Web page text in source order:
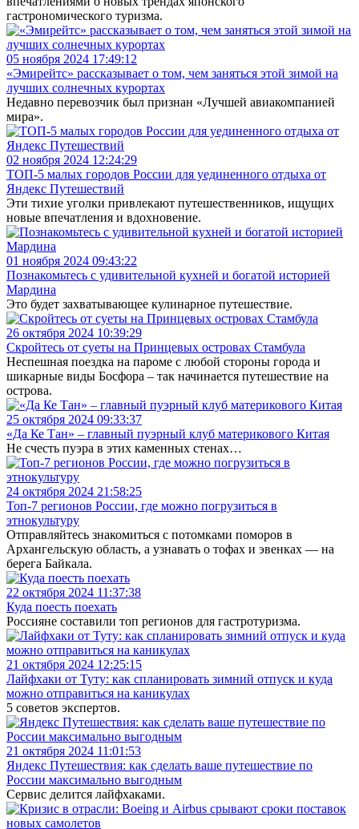
гастрономического туризма.
05 ноября 2024 17:49:12
«Эмирейтс» рассказывает о том, чем заняться этой зимой на
лучших солнечных курортах
Недавно перевозчик был признан «Лучшей авиакомпанией
мира».
02 ноября 2024 12:24:29
ТОП-5 малых городов России для уединенного отдыха от
Яндекс Путешествий
Эти тихие уголки привлекают путешественников, ищущих
новые впечатления и вдохновение.
01 ноября 2024 09:43:22
Познакомьтесь с удивительной кухней и богатой историей
Мардина
Это будет захватывающее кулинарное путешествие.
26 октября 2024 10:39:29
Скройтесь от суеты на Принцевых островах Стамбула
Неспешная поездка на пароме с любой стороны города и
шикарные виды Босфора – так начинается путешествие на
острова.
25 октября 2024 09:33:37
«Да Ке Тан» – главный пуэрный клуб материкового Китая
Не счесть пуэра в этих каменных стенах…
24 октября 2024 21:58:25
Топ-7 регионов России, где можно погрузиться в
этнокультуру
Отправляйтесь знакомиться с потомками поморов в
Архангельскую область, а узнавать о тофах и эвенках — на
берега Байкала.
22 октября 2024 11:37:38
Куда поесть поехать
Россияне составили топ регионов для гастротуризма.
21 октября 2024 12:25:15
Лайфхаки от Туту: как спланировать зимний отпуск и куда
можно отправиться на каникулах
5 советов экспертов.
21 октября 2024 11:01:53
Яндекс Путешествия: как сделать ваше путешествие по
России максимально выгодным
Сервис делится лайфхаками.